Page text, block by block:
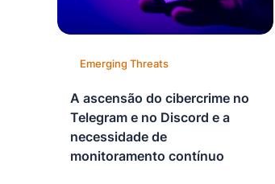
Emerging Threats
A ascensão do cibercrime no
Telegram e no Discord e a
necessidade de
monitoramento contínuo